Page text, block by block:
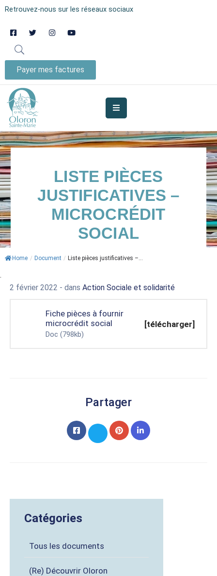
Retrouvez-nous sur les réseaux sociaux
Payer mes factures
AUJOURD’HUI
OLORON
JE
SUIS
MES
SERVICES
VIE
MUNICIPALE
JE
PARTICIPE
ACTUALITÉS
AGENDA
DÉMARCHES
FACTURES
LISTE PIÈCES
JUSTIFICATIVES –
MICROCRÉDIT
SOCIAL
Home / Document / Liste pièces justificatives –...
.
Catégories
Tous les documents
(Re) Découvrir Oloron
2 février 2022 - dans Action Sociale et solidarité
Fiche pièces à fournir
microcrédit social
Doc (798kb)
[télécharger]
Partager